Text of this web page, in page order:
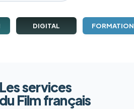
DIGITAL FORMATION
Les services
du Film français